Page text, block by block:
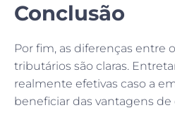
Conclusão
Por fim, as diferenças entre
tributários são claras.
realmente efetivas caso a
beneficiar das vantagens de